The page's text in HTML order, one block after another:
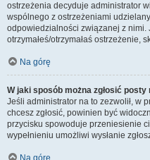
ostrzeżenia decyduje administrator
wspólnego z ostrzeżeniami
odpowiedzialności związanej z
otrzymałeś/otrzymałaś ostrzeżenie,
Na górę
W jaki sposób można zgłosić
Jeśli administrator na to zezwolił, w
chcesz zgłosić, powinien być
przycisku spowoduje przeniesienie
wypełnieniu umożliwi wysłanie
Na górę